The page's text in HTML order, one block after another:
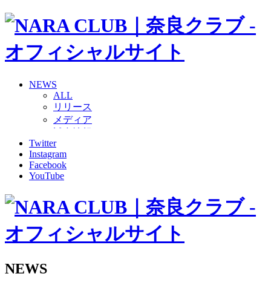
NEWS
ALL
リリース
メディア
グッズ
ファンコミュニティ
普及・育成
ホームタウン
その他
2026/27トップチーム
2026/27トップチームスタッフ
Twitter
Instagram
Facebook
YouTube
NEWS